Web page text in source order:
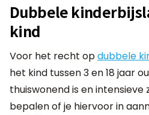
Dubbele
kind
Voor het recht opdubbele
het kind tussen 3 en 18 jaar
thuiswonend is en
bepalen of je hiervoor in